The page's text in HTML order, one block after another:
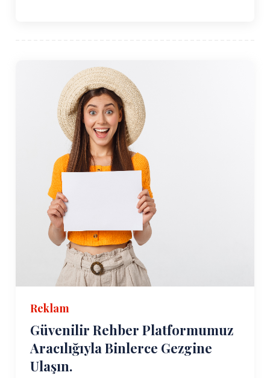
Reklam
Güvenilir Rehber Platformumuz
Aracılığıyla Binlerce Gezgine
Ulaşın.